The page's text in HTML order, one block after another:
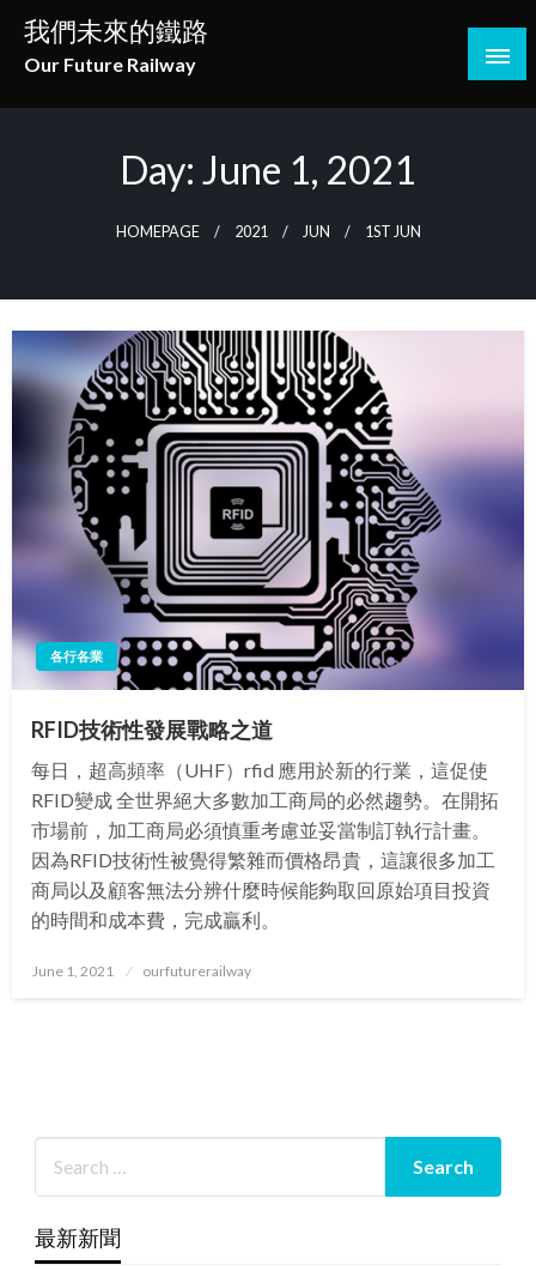
Skip
content
我們未來的鐵路
Our Future Railway
Day: June 1, 2021
HOMEPAGE 2021 JUN 1ST JUN
各行各業
RFID技術性發展戰略之道
每日，超高頻率（UHF）rfid 應用於新的行業，這促使
RFID變成 全世界絕大多數加工商局的必然趨勢。在開拓
市場前，加工商局必須慎重考慮並妥當制訂執行計畫。
因為RFID技術性被覺得繁雜而價格昂貴，這讓很多加工
商局以及顧客無法分辨什麼時候能夠取回原始項目投資
的時間和成本費，完成贏利。
Posted
June 1, 2021 ourfuturerailway
最新新聞